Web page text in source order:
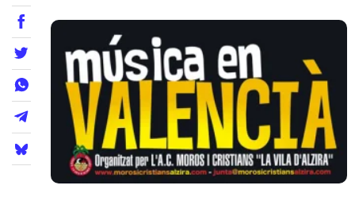
Opinió
Llibres
La Llista
Llocs